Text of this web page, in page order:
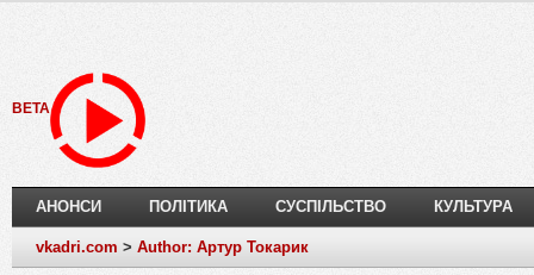
BETA
АНОНСИ ПОЛІТИКА СУСПІЛЬСТВО КУЛЬТУРА
vkadri.com > Author: Артур Токарик